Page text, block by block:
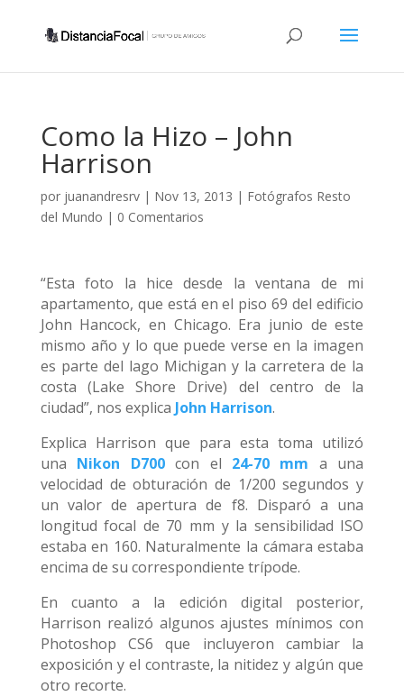
Como la Hizo – John
Harrison
por juanandresrv| Nov 13, 2013 | Fotógrafos Resto
del Mundo | 0 Comentarios
“Esta foto la hice desde la ventana de mi
apartamento, que está en el piso 69 del edificio
John Hancock, en Chicago. Era junio de este
mismo año y lo que puede verse en la imagen
es parte del lago Michigan y la carretera de la
costa (Lake Shore Drive) del centro de la
ciudad”, nos explica John Harrison.
Explica Harrison que para esta toma utilizó
una Nikon D700con el 24-70 mm a una
velocidad de obturación de 1/200 segundos y
un valor de apertura de f8. Disparó a una
longitud focal de 70 mm y la sensibilidad ISO
estaba en 160. Naturalmente la cámara estaba
encima de su correspondiente trípode.
En cuanto a la edición digital posterior,
Harrison realizó algunos ajustes mínimos con
Photoshop CS6 que incluyeron cambiar la
exposición y el contraste, la nitidez y algún que
otro recorte.